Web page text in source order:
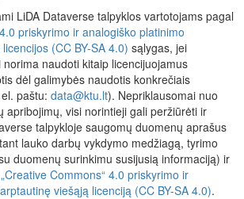
LiDA Dataverse talpyklos vartotojams pagal
priskyrimo ir analogiško platinimo
(CC BY-SA 4.0) sąlygas, jei
naudoti kitaip licencijuojamus
dėl galimybės naudotis konkrečiais
paštu: data@ktu.lt). Nepriklausomai nuo
apribojimų, visi norintieji gali peržiūrėti ir
talpykloje saugomų duomenų aprašus
lauko darbų vykdymo medžiagą, tyrimo
duomenų surinkimu susijusią informaciją) ir
„Creative Commons“ 4.0 priskyrimo ir
viešąją licenciją (CC BY-SA 4.0).